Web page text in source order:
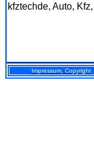
kfztechde, Auto,
Impressum, Copyright